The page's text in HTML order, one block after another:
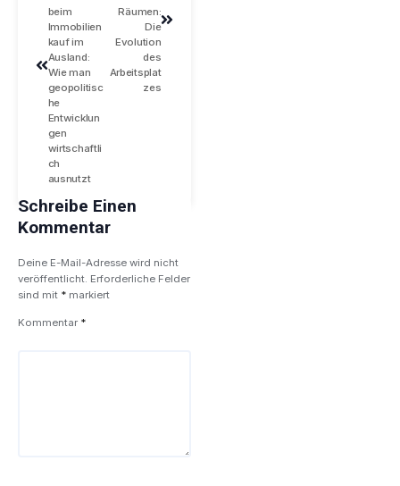
beim
Immobilien
kauf im
Ausland:
Wie man
geopolitisc
he
Entwicklun
gen
wirtschaftli
ch
ausnutzt
Räumen:
Die
Evolution
des
Arbeitsplat
zes
Schreibe Einen
Kommentar
Deine E-Mail-Adresse wird nicht
veröffentlicht. Erforderliche Felder
sind mit * markiert
Kommentar *